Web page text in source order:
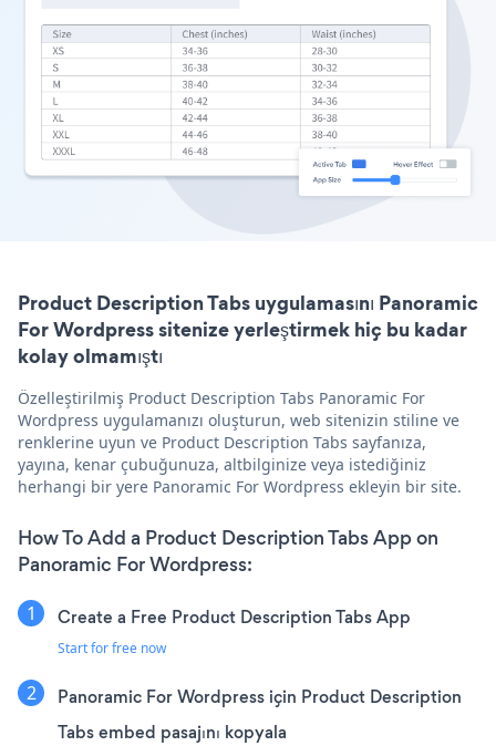
Product Description Tabs uygulamasını Panoramic
For Wordpress sitenize yerleştirmek hiç bu kadar
kolay olmamıştı
Özelleştirilmiş Product Description Tabs Panoramic For
Wordpress uygulamanızı oluşturun, web sitenizin stiline ve
renklerine uyun ve Product Description Tabs sayfanıza,
yayına, kenar çubuğunuza, altbilginize veya istediğiniz
herhangi bir yere Panoramic For Wordpress ekleyin bir site.
How To Add a Product Description Tabs App on
Panoramic For Wordpress:
Create a Free Product Description Tabs App
Start for free now
Panoramic For Wordpress için Product Description
Tabs embed pasajını kopyala